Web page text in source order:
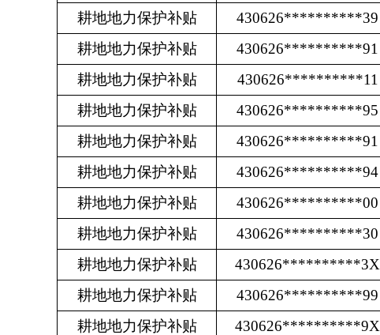
耕地地力保护补贴
430626**********39
耕地地力保护补贴
430626**********91
耕地地力保护补贴
430626**********11
耕地地力保护补贴
430626**********95
耕地地力保护补贴
430626**********91
耕地地力保护补贴
430626**********94
耕地地力保护补贴
430626**********00
耕地地力保护补贴
430626**********30
耕地地力保护补贴
430626**********3X
耕地地力保护补贴
430626**********99
耕地地力保护补贴
430626**********9X